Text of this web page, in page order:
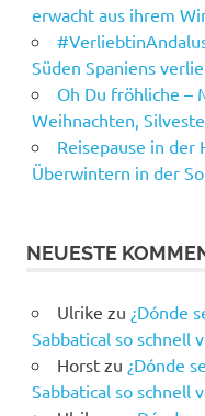
erwacht aus ihrem
Süden Spaniens
Oh Du fröhliche –
Weihnachten,
Reisepause in der
Überwintern in der
NEUESTE
Ulrike zu ¿Dónde
Sabbatical so schnell
Horstzu ¿Dónde
Sabbatical so schnell